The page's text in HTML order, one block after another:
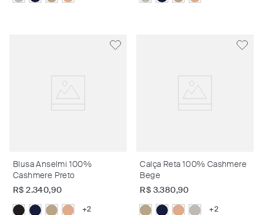
Blusa Anselmi 100%
Cashmere Preto
R$ 2.340,90
+2
Calça Reta 100% Cashmere
Bege
R$ 3.380,90
+2